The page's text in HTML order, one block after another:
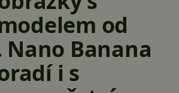
od
Nano Banana
i s